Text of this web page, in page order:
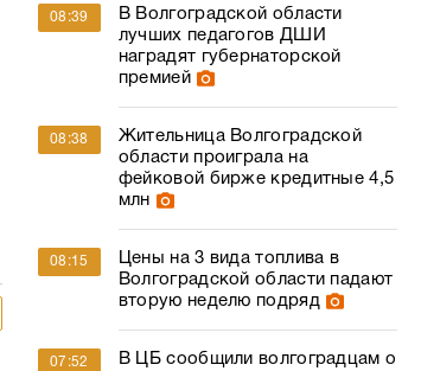
08:39
В Волгоградской области
лучших педагогов ДШИ
наградят губернаторской
премией
08:38
Жительница Волгоградской
области проиграла на
фейковой бирже кредитные 4,5
млн
08:15
Цены на 3 вида топлива в
Волгоградской области падают
вторую неделю подряд
07:52
В ЦБ сообщили волгоградцам о